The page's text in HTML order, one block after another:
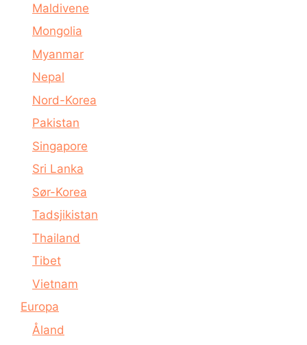
Maldivene
Mongolia
Myanmar
Nepal
Nord-Korea
Pakistan
Singapore
Sri Lanka
Sør-Korea
Tadsjikistan
Thailand
Tibet
Vietnam
Europa
Åland